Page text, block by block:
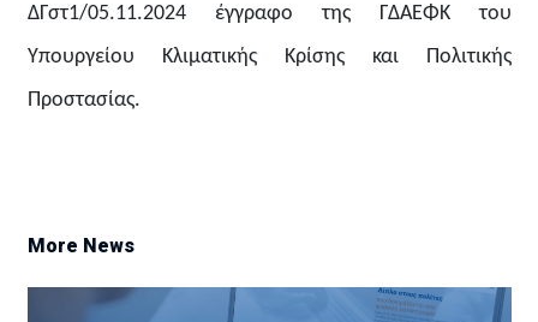
ΔΓστ1/05.11.2024 έγγραφο της ΓΔΑΕΦΚ του
Υπουργείου Κλιματικής Κρίσης και Πολιτικής
Προστασίας.
More News